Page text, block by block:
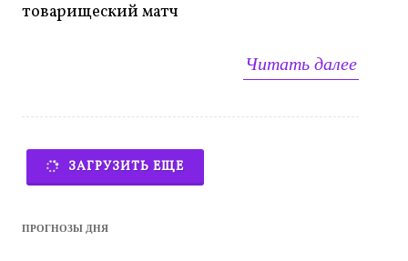
товарищеский матч
Читать далее
ЗАГРУЗИТЬ ЕЩЕ
ПРОГНОЗЫ ДНЯ